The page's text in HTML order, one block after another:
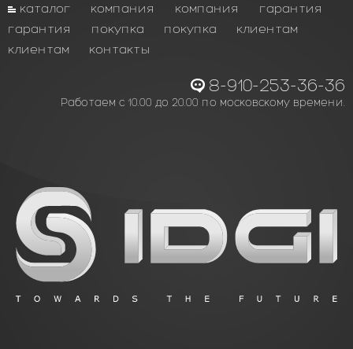
каталог компания компания
гарантия
гарантия
покупка покупка
клиентам
клиентам
контакты
8-910-253-36-36
Работаем с 10.00 до 20.00 по московскому времени.